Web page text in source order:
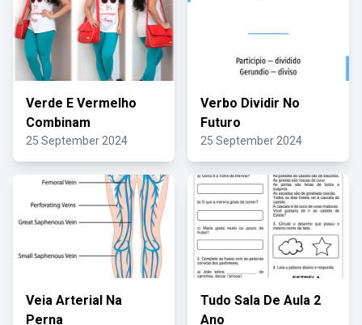
Verde E Vermelho
Combinam
25 September 2024
Verbo Dividir No
Futuro
25 September 2024
Veia Arterial Na
Perna
Tudo Sala De Aula 2
Ano